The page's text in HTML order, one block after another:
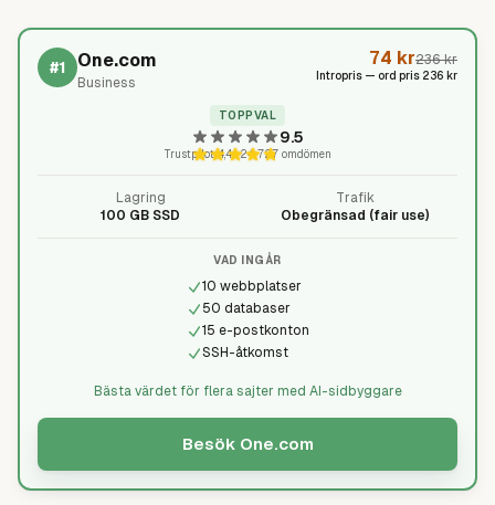
#1 One.com
Business
74 kr236kr
Intropris — ord pris 236 kr
TOPPVAL
9.5
Trustpilot4,4· 24 727omdömen
Lagring
100 GB SSD
Trafik
Obegränsad (fair use)
VAD INGÅR
10 webbplatser
50 databaser
15 e-postkonton
SSH-åtkomst
Bästa värdet för flera sajter med AI-sidbyggare
Besök One.com